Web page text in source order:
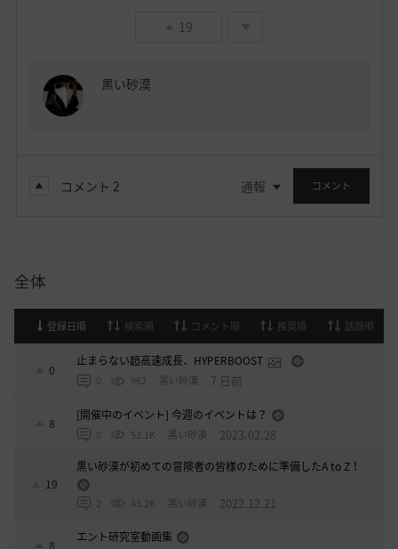
19
黒い砂漠
コメント 2 通報 コメント
全体
登録日順 検索順 コメント順 推奨順 話題順
0
止まらない超高速成長、HYPERBOOST
0 962 黒い砂漠 7 日前
8
[開催中のイベント] 今週のイベントは？
0 53.1K 黒い砂漠 2023.02.28
19
黒い砂漠が初めての冒険者の皆様のために準備したA to Z！
2 43.2K 黒い砂漠 2022.12.21
8
エント研究室動画集